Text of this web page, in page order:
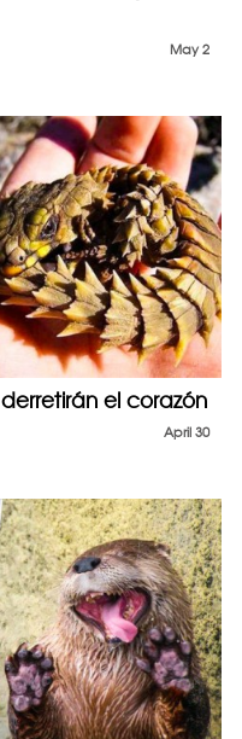
May 2
el corazón
April 30